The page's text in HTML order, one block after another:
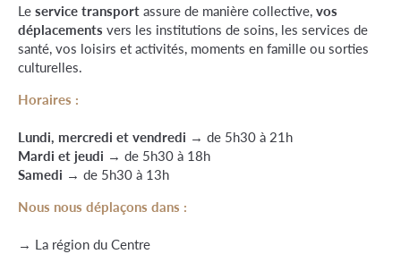
Leservice transportassure de manière collective,vos
déplacements vers les institutions de soins, les services de
santé, vos loisirs et activités, moments en famille ou sorties
culturelles.
Horaires :
Lundi, mercredi et vendredi → de 5h30 à 21h
Mardi et jeudi → de 5h30 à 18h
Samedi → de 5h30 à 13h
Nous nous déplaçons dans :
→ La région du Centre